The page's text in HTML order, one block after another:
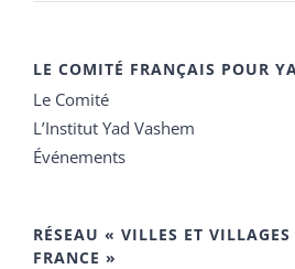
LE COMITÉ FRANÇAIS POUR
Le Comité
L’Institut Yad Vashem
Événements
RÉSEAU « VILLES ET VILLAGES
FRANCE »